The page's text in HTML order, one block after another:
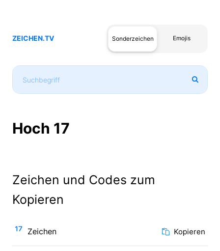
ZEICHEN.TV Sonderzeichen Emojis
Hoch 17
Zeichen und Codes zum
Kopieren
¹⁷ Zeichen Kopieren